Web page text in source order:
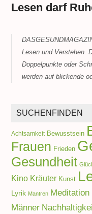
Lesen darf
Lesen und Verstehen.
Doppelpunkte oder
werden auf blickende
SUCHENFINDEN
Achtsamkeit Bewusstsein
Frauen Frieden
Gesundheit
Kino Kräuter Kunst
Lyrik Mantren Meditation
Männer